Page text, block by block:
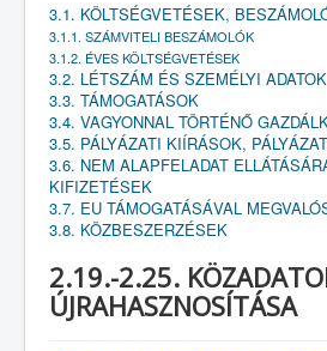
3.1. KÖLTSÉGVETÉSEK,
3.1.1. SZÁMVITELI BESZÁMOLÓK
3.1.2. ÉVES KÖLTSÉGVETÉSEK
3.2. LÉTSZÁM ÉS SZEMÉLYI ADATOK
3.3. TÁMOGATÁSOK
3.4. VAGYONNAL TÖRTÉNŐ
3.5. PÁLYÁZATI KIÍRÁSOK,
3.6. NEM ALAPFELADAT
KIFIZETÉSEK
3.7. EU TÁMOGATÁSÁVAL
3.8. KÖZBESZERZÉSEK
2.19.-2.25.
ÚJRAHASZNOSÍTÁSA